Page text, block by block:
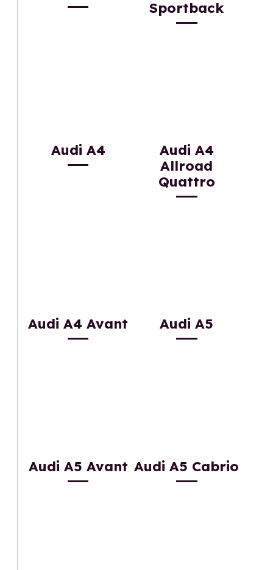
Sportback
Audi A4
Audi A4
Allroad
Quattro
Audi A4 Avant Audi A5
Audi A5 Avant Audi A5 Cabrio